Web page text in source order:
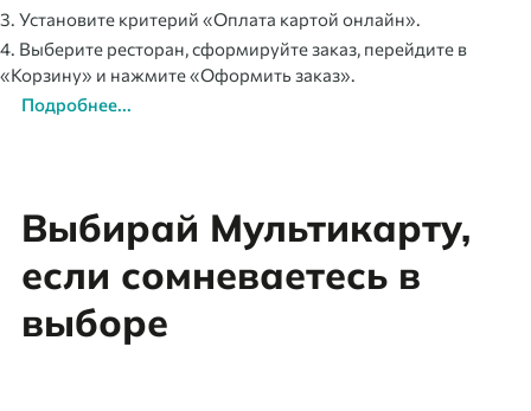
3. Установите критерий «Оплата картой онлайн».
4. Выберите ресторан, сформируйте заказ, перейдите в
«Корзину» и нажмите «Оформить заказ».
Подробнее...
Выбирай Мультикарту,
если сомневаетесь в
выборе